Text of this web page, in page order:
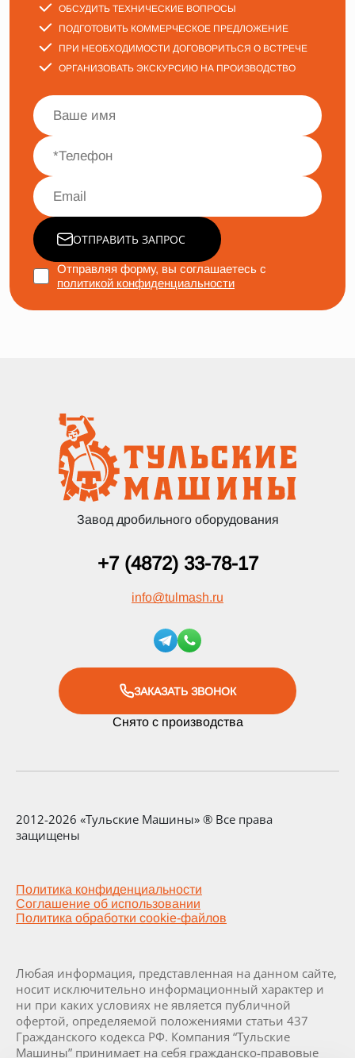
ОБСУДИТЬ ТЕХНИЧЕСКИЕ ВОПРОСЫ
ПОДГОТОВИТЬ КОММЕРЧЕСКОЕ ПРЕДЛОЖЕНИЕ
ПРИ НЕОБХОДИМОСТИ ДОГОВОРИТЬСЯ О ВСТРЕЧЕ
ОРГАНИЗОВАТЬ ЭКСКУРСИЮ НА ПРОИЗВОДСТВО
ОТПРАВИТЬ ЗАПРОС
Отправляя форму, вы соглашаетесь с
политикой конфиденциальности
Завод дробильного оборудования
+7 (4872) 33-78-17
info@tulmash.ru
ЗАКАЗАТЬ ЗВОНОК
Снято с производства
2012-2026 «Тульские Машины» ® Все права
защищены
Политика конфиденциальности
Соглашение об использовании
Политика обработки cookie-файлов
Любая информация, представленная на данном сайте,
носит исключительно информационный характер и
ни при каких условиях не является публичной
офертой, определяемой положениями статьи 437
Гражданского кодекса РФ. Компания “Тульские
Машины” принимает на себя гражданско-правовые